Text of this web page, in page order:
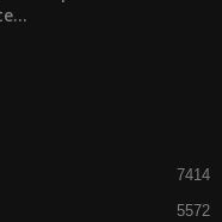
7414
5572